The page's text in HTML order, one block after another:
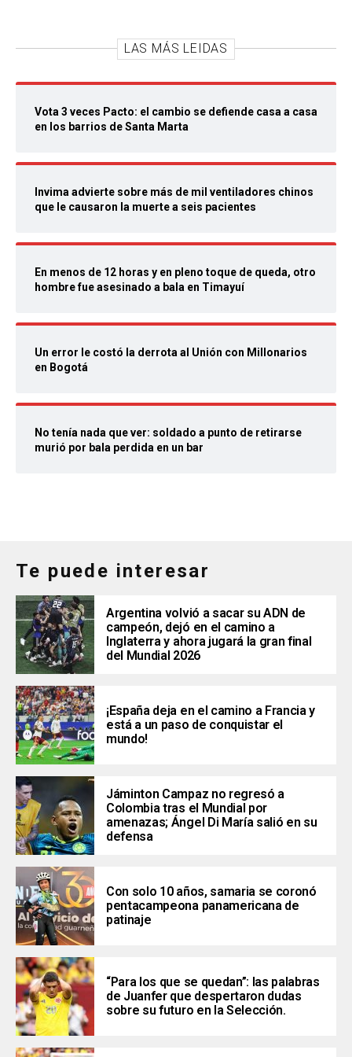
LAS MÁS LEIDAS
Vota 3 veces Pacto: el cambio se defiende casa a casa
en los barrios de Santa Marta
Invima advierte sobre más de mil ventiladores chinos
que le causaron la muerte a seis pacientes
En menos de 12 horas y en pleno toque de queda, otro
hombre fue asesinado a bala en Timayuí
Un error le costó la derrota al Unión con Millonarios
en Bogotá
No tenía nada que ver: soldado a punto de retirarse
murió por bala perdida en un bar
Te puede interesar
Argentina volvió a sacar su ADN de
campeón, dejó en el camino a
Inglaterra y ahora jugará la gran final
del Mundial 2026
¡España deja en el camino a Francia y
está a un paso de conquistar el
mundo!
Jáminton Campaz no regresó a
Colombia tras el Mundial por
amenazas; Ángel Di María salió en su
defensa
Con solo 10 años, samaria se coronó
pentacampeona panamericana de
patinaje
“Para los que se quedan”: las palabras
de Juanfer que despertaron dudas
sobre su futuro en la Selección.